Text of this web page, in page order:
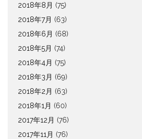
2018年8月 (75)
2018年7月 (63)
2018年6月 (68)
2018年5月 (74)
2018年4月 (75)
2018年3月 (69)
2018年2月 (63)
2018年1月 (60)
2017年12月 (76)
2017年11月 (76)